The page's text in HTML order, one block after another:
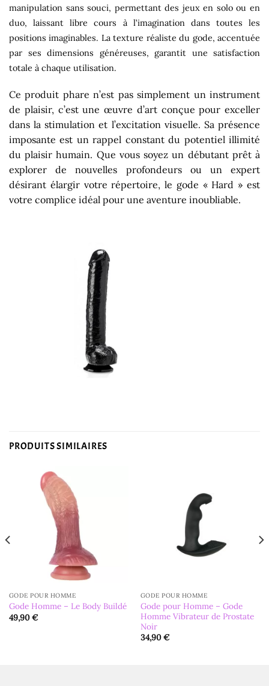
manipulation sans souci, permettant des jeux en solo ou en
duo, laissant libre cours à l’imagination dans toutes les
positions imaginables. La texture réaliste du gode, accentuée
par ses dimensions généreuses, garantit une satisfaction
totale à chaque utilisation.
Ce produit phare n’est pas simplement un instrument
de plaisir, c’est une œuvre d’art conçue pour exceller
dans la stimulation et l’excitation visuelle. Sa présence
imposante est un rappel constant du potentiel illimité
du plaisir humain. Que vous soyez un débutant prêt à
explorer de nouvelles profondeurs ou un expert
désirant élargir votre répertoire, le gode « Hard » est
votre complice idéal pour une aventure inoubliable.
PRODUITS SIMILAIRES
GODE POUR HOMME
Gode Homme – Le Body Buildé
49,90€
GODE POUR HOMME
Gode pour Homme – Gode
Homme Vibrateur de Prostate
Noir
34,90€